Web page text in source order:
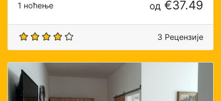
1 ноћење од €37.49
3 Рецензије